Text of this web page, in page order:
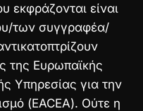
εκφράζονται είναι
των συγγραφέα/
της Ευρωπαϊκής
Υπηρεσίας για την
(EACEA). Ούτε η